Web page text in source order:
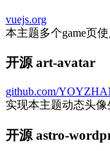
vuejs.org
本主题多个game页
开源 art-avatar
github.com/
实现本主题动态头像
开源 astro-